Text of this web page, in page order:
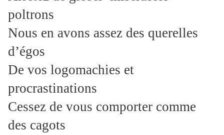
poltrons
Nous en avons assez des querelles
d’égos
De vos logomachies et
procrastinations
Cessez de vous comporter comme
des cagots